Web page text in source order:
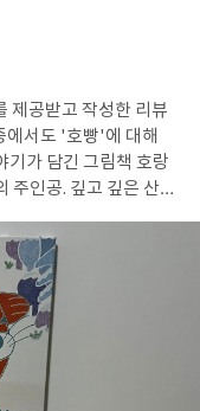
제공받고 작성한 리뷰
에서도 '호빵'에 대해
담긴 그림책 호랑
주인공. 깊고 깊은 산
알고보면 배가 고파서
속 친구들. 친구들 앞에
대한 후기를 이야기 나
뜻한 마음의 동물친구
을 보인다. 이 호랑이
나 주면 안잡아먹
달리 곰아